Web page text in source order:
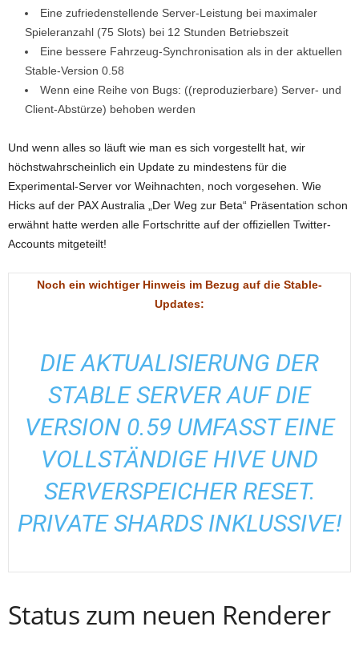
Eine zufriedenstellende Server-Leistung bei maximaler
Spieleranzahl (75 Slots) bei 12 Stunden Betriebszeit
Eine bessere Fahrzeug-Synchronisation als in der aktuellen
Stable-Version 0.58
Wenn eine Reihe von Bugs: ((reproduzierbare) Server- und
Client-Abstürze) behoben werden
Und wenn alles so läuft wie man es sich vorgestellt hat, wir
höchstwahrscheinlich ein Update zu mindestens für die
Experimental-Server vor Weihnachten, noch vorgesehen. Wie
Hicks auf der PAXAustralia „Der Weg zur Beta“ Präsentation schon
erwähnt hatte werden alle Fortschritte auf der offiziellen Twitter-
Accounts mitgeteilt!
Noch ein wichtiger Hinweis im Bezug auf die Stable-
Updates:
DIE AKTUALISIERUNG DER
STABLE SERVER AUF DIE
VERSION 0.59 UMFASST EINE
VOLLSTÄNDIGE HIVE UND
SERVERSPEICHER RESET.
PRIVATE SHARDS INKLUSSIVE!
Status zum neuen Renderer